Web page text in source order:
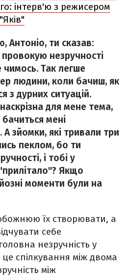
інтерв'ю з режисером
Антоніо, ти сказав:
незручності
Так легше
людини, коли бачиш, як
з дурних ситуацій.
для мене тема,
мені
зйомки, які тривали три
пеклом, бо ти
і тобі у
Якщо
моменти були на
їх створювати, а
себе
незручність у
це спілкування між двома
між